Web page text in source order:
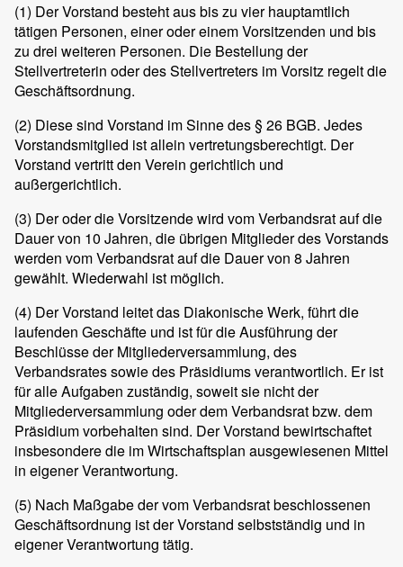
(1) Der Vorstand besteht aus bis zu vier hauptamtlich
tätigen Personen, einer oder einem Vorsitzenden und bis
zu drei weiteren Personen. Die Bestellung der
Stellvertreterin oder des Stellvertreters im Vorsitz regelt die
Geschäftsordnung.
(2) Diese sind Vorstand im Sinne des § 26 BGB. Jedes
Vorstandsmitglied ist allein vertretungsberechtigt. Der
Vorstand vertritt den Verein gerichtlich und
außergerichtlich.
(3) Der oder die Vorsitzende wird vom Verbandsrat auf die
Dauer von 10 Jahren, die übrigen Mitglieder des Vorstands
werden vom Verbandsrat auf die Dauer von 8 Jahren
gewählt. Wiederwahl ist möglich.
(4) Der Vorstand leitet das Diakonische Werk, führt die
laufenden Geschäfte und ist für die Ausführung der
Beschlüsse der Mitgliederversammlung, des
Verbandsrates sowie des Präsidiums verantwortlich. Er ist
für alle Aufgaben zuständig, soweit sie nicht der
Mitgliederversammlung oder dem Verbandsrat bzw. dem
Präsidium vorbehalten sind. Der Vorstand bewirtschaftet
insbesondere die im Wirtschaftsplan ausgewiesenen Mittel
in eigener Verantwortung.
(5) Nach Maßgabe der vom Verbandsrat beschlossenen
Geschäftsordnung ist der Vorstand selbstständig und in
eigener Verantwortung tätig.